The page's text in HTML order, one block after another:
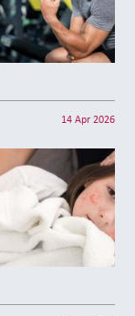
14 Apr 2026